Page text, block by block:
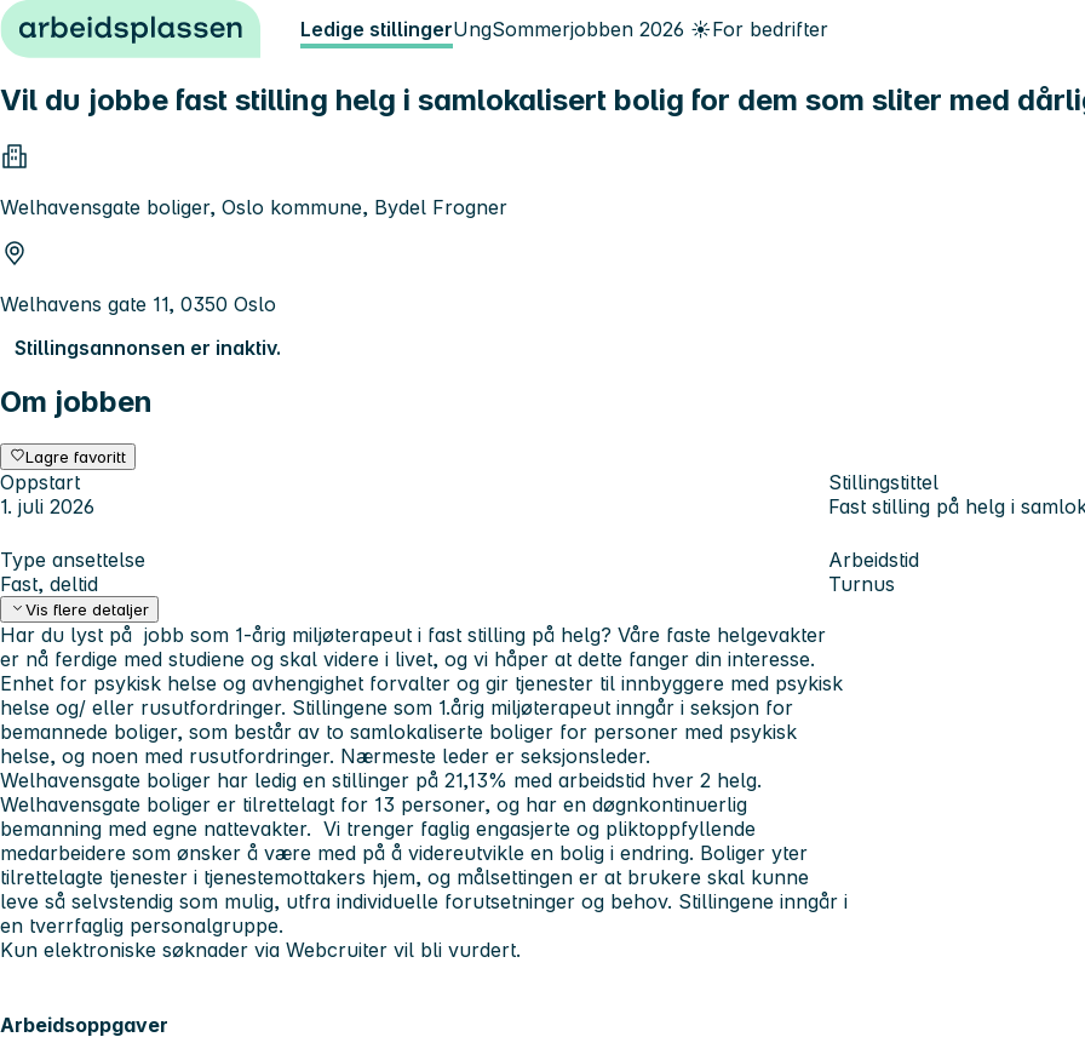
Hopp til innhold Ledige stillingerUngSommerjobben 2026 ☀️For bedrifter
Vil du jobbe fast stilling helg i samlokalisert bolig for dem som sliter med
Welhavensgate boliger, Oslo kommune, Bydel Frogner
Welhavens gate 11, 0350 Oslo
Stillingsannonsen er inaktiv.
Om jobben
Lagre favoritt
Oppstart
1. juli 2026
Stillingstittel
Fast stilling på helg i
Type ansettelse
Fast, deltid
Arbeidstid
Turnus
Vis flere detaljer
Har du lyst på jobb som 1-årig miljøterapeut i fast stilling på helg? Våre faste helgevakter
er nå ferdige med studiene og skal videre i livet, og vi håper at dette fanger din interesse.
Enhet for psykisk helse og avhengighet forvalter og gir tjenester til innbyggere med psykisk
helse og/ eller rusutfordringer. Stillingene som 1.årig miljøterapeut inngår i seksjon for
bemannede boliger, som består av to samlokaliserte boliger for personer med psykisk
helse, og noen med rusutfordringer. Nærmeste leder er seksjonsleder.
Welhavensgate boliger har ledig en stillinger på 21,13% med arbeidstid hver 2 helg.
Welhavensgate boliger er tilrettelagt for 13 personer, og har en døgnkontinuerlig
bemanning med egne nattevakter. Vi trenger faglig engasjerte og pliktoppfyllende
medarbeidere som ønsker å være med på å videreutvikle en bolig i endring. Boliger yter
tilrettelagte tjenester i tjenestemottakers hjem, og målsettingen er at brukere skal kunne
leve så selvstendig som mulig, utfra individuelle forutsetninger og behov. Stillingene inngår i
en tverrfaglig personalgruppe.
Kun elektroniske søknader via Webcruiter vil bli vurdert.
Arbeidsoppgaver